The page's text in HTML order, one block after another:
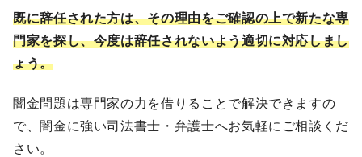
既に辞任された方は、その理由をご確認の上で新たな専
門家を探し、今度は辞任されないよう適切に対応しまし
ょう。
闇金問題は専門家の力を借りることで解決できますの
で、闇金に強い司法書士・弁護士へお気軽にご相談くだ
さい。